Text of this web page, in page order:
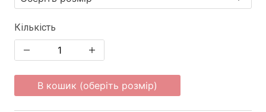
Кількість
В кошик (оберіть розмір)